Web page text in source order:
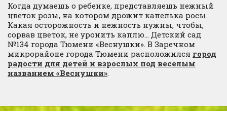
Когда думаешь о ребенке, представляешь нежный
цветок розы, на котором дрожит капелька росы.
Какая осторожность и нежность нужны, чтобы,
сорвав цветок, не уронить каплю… Детский сад
№134 города Тюмени «Веснушки». В Заречном
микрорайоне города Тюмени расположился город
радости для детей и взрослых под веселым
названием «Веснушки».